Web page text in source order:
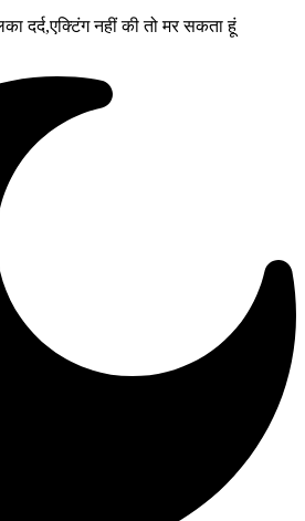
दर्द,एक्टिंग नहीं की तो मर सकता हूं